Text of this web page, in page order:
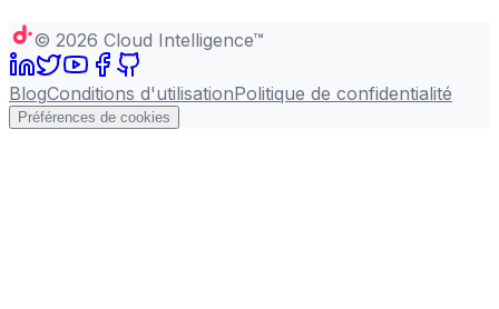
© 2026 Cloud Intelligence™
BlogConditions d'utilisationPolitique de confidentialité
Préférences de cookies